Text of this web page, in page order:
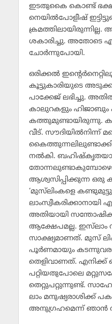
ഇടതുകൈ കൊണ്ട്
നെയില്‍പോളീഷ്
ശകാരിച്ചു. അതോടെ
ചോര്‍ന്നുപോയി.
ഒരിക്കല്‍
കൂട്ടുകാരിയുടെ
പാക്കേജ് ലഭിച്ചു.
കാലുറകളും ഹിജാബും
കത്തുമുണ്ടായിരുന്നു.
വീട്. സൗദിയില്‍നിന്ന്
നല്‍കി.
ആശ്വസിപ്പിക്കുന്ന ഒരു
‘മുസ്‌ലിംകളെ
അതിയായി
ആക്ഷേപമല്ല. ഇസ്‌ലാം
സാക്ഷ്യമാണത്. മുസ്
പൂര്‍ണമായും
തെളിവാണത്. എനിക്ക്
പറ്റിയതുപോലെ
തെറ്റുപറ്റുന്നുണ്ട്.
ലാം മനുഷ്യരാശിക്ക്
അനുഗ്രഹമെന്ന് ഞാന്‍